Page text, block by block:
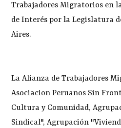
Trabajadores Migratorios en
de Interés por la Legislatura
Aires.
La Alianza de Trabajadores
Asociacion Peruanos Sin
Cultura y Comunidad,
Sindical", Agrupación